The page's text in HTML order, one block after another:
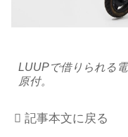
このメデ
運営会社
プライバ
LUUPで借りられる
原付。
記事本文に戻る